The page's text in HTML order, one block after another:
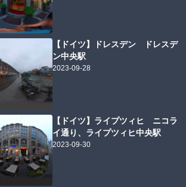
【ドイツ】ドレスデン ドレスデ
ン中央駅
2023-09-28
【ドイツ】ライプツィヒ ニコラ
イ通り、ライプツィヒ中央駅
2023-09-30